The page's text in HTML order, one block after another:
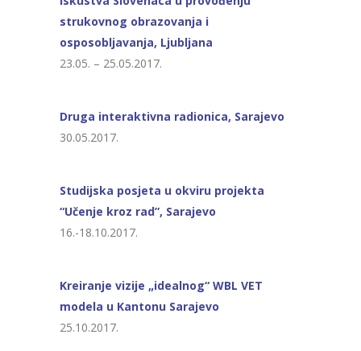
strukovnog obrazovanja i
osposobljavanja, Ljubljana
23.05. – 25.05.2017.
Druga interaktivna radionica, Sarajevo
30.05.2017.
Studijska posjeta u okviru projekta
“Učenje kroz rad”, Sarajevo
16.-18.10.2017.
Kreiranje vizije „idealnog“ WBL VET
modela u Kantonu Sarajevo
25.10.2017.